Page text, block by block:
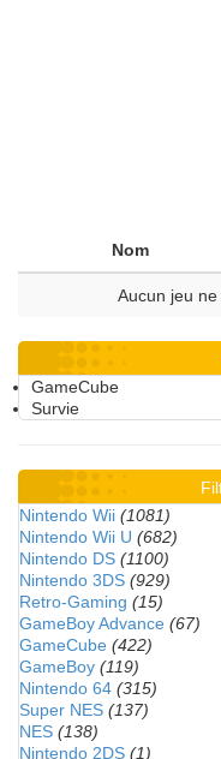
Nom
Aucun jeu
GameCube
Survie
Nintendo Wii (1081)
Nintendo Wii U (682)
Nintendo DS (1100)
Nintendo 3DS (929)
Retro-Gaming (15)
GameBoy Advance (67)
GameCube (422)
GameBoy (119)
Nintendo 64 (315)
Super NES (137)
NES (138)
Nintendo 2DS (1)